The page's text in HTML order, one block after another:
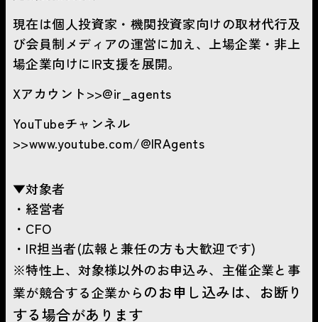
現在は個人投資家・機関投資家向けの取材代行及
び会員制メディアの運営に加え、上場企業・非上
場企業向けにIR支援を展開。
Xアカウント>>@ir_agents
YouTubeチャンネル
>>www.youtube.com/@IRAgents
▼対象者
・経営者
・CFO
・IR担当者(広報と兼任の方も大歓迎です)
※特性上、対象様以外のお申込み、主催企業と事
業が競合する企業からのお申し込みは、お断り
する場合があります